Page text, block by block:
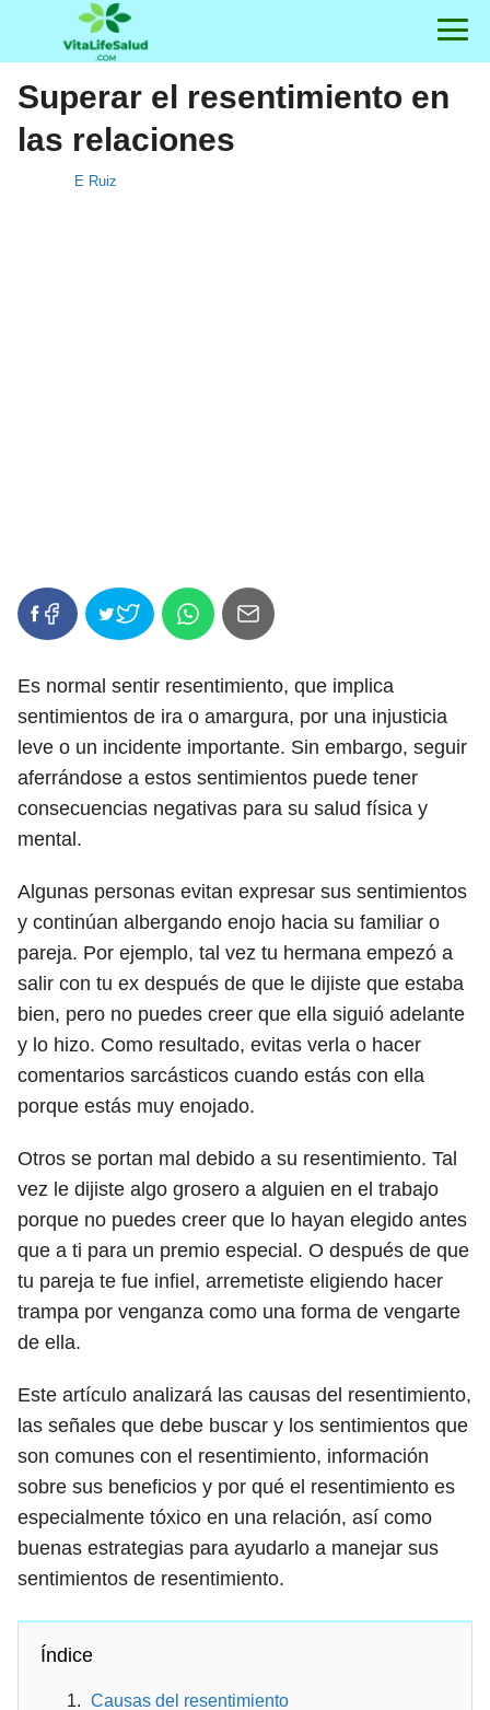
Superar el resentimiento en
las relaciones
E Ruiz
Es normal sentir resentimiento, que implica
sentimientos de ira o amargura, por una injusticia
leve o un incidente importante. Sin embargo, seguir
aferrándose a estos sentimientos puede tener
consecuencias negativas para su salud física y
mental.
Algunas personas evitan expresar sus sentimientos
y continúan albergando enojo hacia su familiar o
pareja. Por ejemplo, tal vez tu hermana empezó a
salir con tu ex después de que le dijiste que estaba
bien, pero no puedes creer que ella siguió adelante
y lo hizo. Como resultado, evitas verla o hacer
comentarios sarcásticos cuando estás con ella
porque estás muy enojado.
Otros se portan mal debido a su resentimiento. Tal
vez le dijiste algo grosero a alguien en el trabajo
porque no puedes creer que lo hayan elegido antes
que a ti para un premio especial. O después de que
tu pareja te fue infiel, arremetiste eligiendo hacer
trampa por venganza como una forma de vengarte
de ella.
Este artículo analizará las causas del resentimiento,
las señales que debe buscar y los sentimientos que
son comunes con el resentimiento, información
sobre sus beneficios y por qué el resentimiento es
especialmente tóxico en una relación, así como
buenas estrategias para ayudarlo a manejar sus
sentimientos de resentimiento.
Índice
Causas del resentimiento